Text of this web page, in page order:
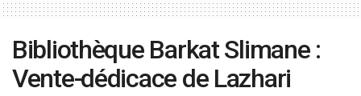
Bibliothèque Barkat Slimane :
Vente-dédicace de Lazhari